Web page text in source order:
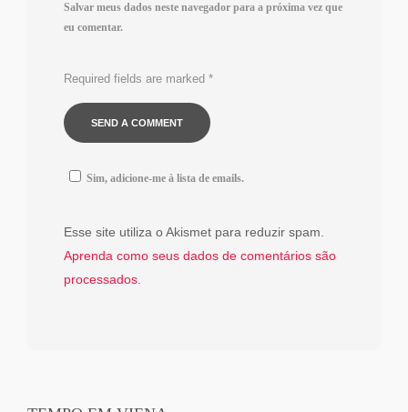
Salvar meus dados neste navegador para a próxima vez que
eu comentar.
Required fields are marked *
Sim, adicione-me à lista de emails.
Esse site utiliza o Akismet para reduzir spam.
Aprenda como seus dados de comentários são
processados.